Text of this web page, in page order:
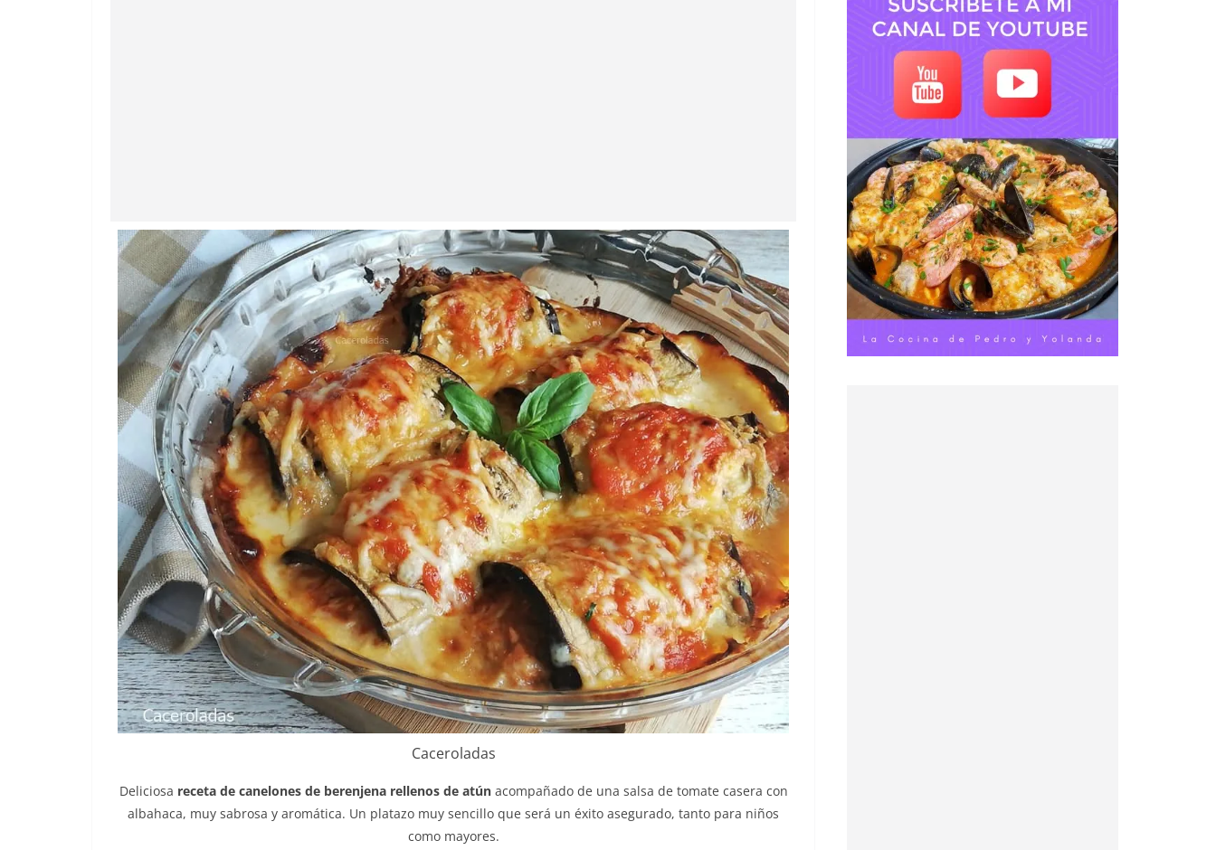
Caceroladas
Deliciosa receta de canelones de berenjena rellenos de atúnacompañado de una salsa de tomate casera con
albahaca, muy sabrosa y aromática. Un platazo muy sencillo que será un éxito asegurado, tanto para niños
como mayores.